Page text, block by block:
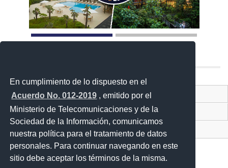
En cumplimiento de lo dispuesto en el
Acuerdo No. 012-2019 , emitido por el
Ministerio de Telecomunicaciones y de la
Sociedad de la Información, comunicamos
nuestra política para el tratamiento de datos
personales. Para continuar navegando en este
sitio debe aceptar los términos de la misma.
Contacto Ciudadano Digital
Portal Trámites Ciudadano
Sistema Nacional de Información (SNI)